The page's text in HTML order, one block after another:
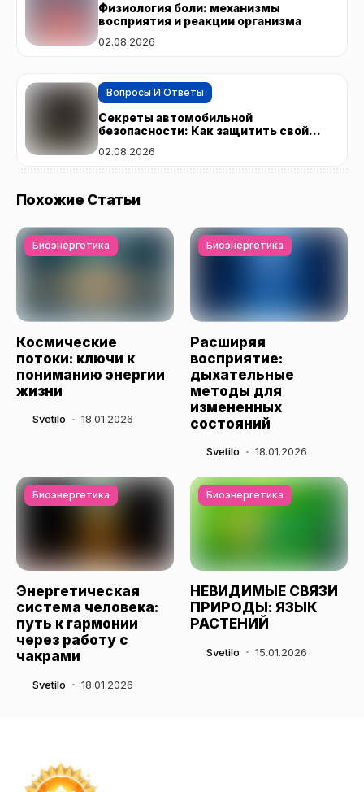
Физиология боли: механизмы
восприятия и реакции организма
02.08.2026
Вопросы И Ответы
Секреты автомобильной
безопасности: Как защитить свой
02.08.2026
Похожие Статьи
Биоэнергетика
Космические
потоки: ключи к
пониманию энергии
жизни
Svetilo 18.01.2026
Биоэнергетика
Расширяя
восприятие:
дыхательные
методы для
измененных
состояний
Svetilo 18.01.2026
Биоэнергетика
Энергетическая
система человека:
путь к гармонии
через работу с
чакрами
Svetilo 18.01.2026
Биоэнергетика
НЕВИДИМЫЕ СВЯЗИ
ПРИРОДЫ: ЯЗЫК
РАСТЕНИЙ
Svetilo 15.01.2026